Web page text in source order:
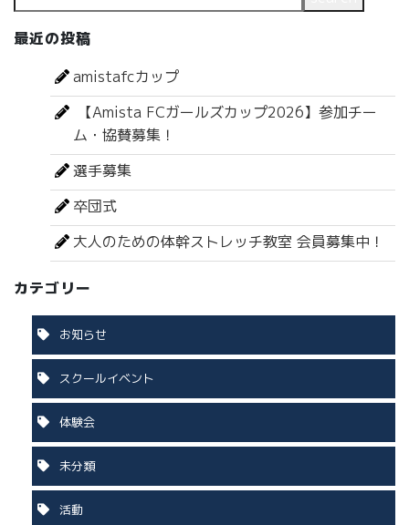
最近の投稿
amistafcカップ
【Amista FCガールズカップ2026】参加チー
ム・協賛募集！
選手募集
卒団式
大人のための体幹ストレッチ教室 会員募集中！
カテゴリー
お知らせ
スクールイベント
体験会
未分類
活動